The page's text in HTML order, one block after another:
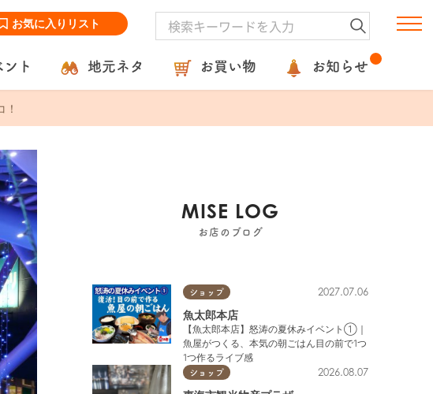
お気に入りリスト
ント 地元ネタ お買い物 お知らせ
MISE LOG
お店のブログ
ショップ 2027.07.06
魚太郎本店
【魚太郎本店】怒涛の夏休みイベント①｜
魚屋がつくる、本気の朝ごはん目の前で1つ
1つ作るライブ感
ショップ 2026.08.07